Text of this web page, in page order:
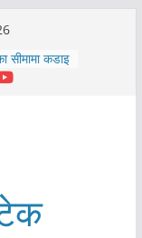
सीमामा कडाइ
लगाउन
महत्वपूर्ण छ :